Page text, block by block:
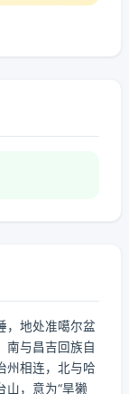
，地处准噶尔盆
南与昌吉回族自
州相连，北与哈
山，意为“旱獭